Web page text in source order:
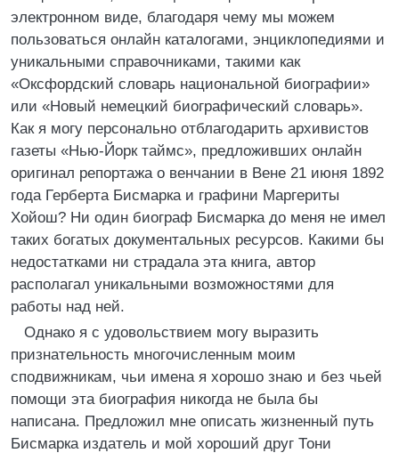
электронном виде, благодаря чему мы можем
пользоваться онлайн каталогами, энциклопедиями и
уникальными справочниками, такими как
«Оксфордский словарь национальной биографии»
или «Новый немецкий биографический словарь».
Как я могу персонально отблагодарить архивистов
газеты «Нью-Йорк таймс», предложивших онлайн
оригинал репортажа о венчании в Вене 21 июня 1892
года Герберта Бисмарка и графини Маргериты
Хойош? Ни один биограф Бисмарка до меня не имел
таких богатых документальных ресурсов. Какими бы
недостатками ни страдала эта книга, автор
располагал уникальными возможностями для
работы над ней.
Однако я с удовольствием могу выразить
признательность многочисленным моим
сподвижникам, чьи имена я хорошо знаю и без чьей
помощи эта биография никогда не была бы
написана. Предложил мне описать жизненный путь
Бисмарка издатель и мой хороший друг Тони